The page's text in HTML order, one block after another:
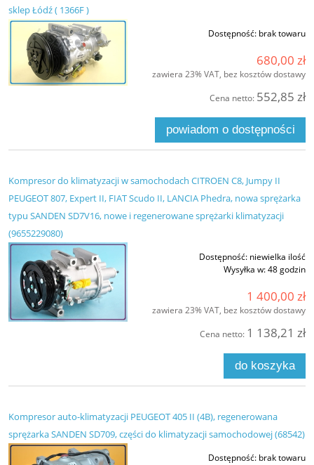
sklep Łódź ( 1366F )
Dostępność: brak towaru
680,00 zł
zawiera 23% VAT, bez kosztów dostawy
Cena netto: 552,85 zł
powiadom o dostępności
Kompresor do klimatyzacji w samochodach CITROEN C8, Jumpy II
PEUGEOT 807, Expert II, FIAT Scudo II, LANCIA Phedra, nowa sprężarka
typu SANDEN SD7V16, nowe i regenerowane sprężarki klimatyzacji
(9655229080)
Dostępność: niewielka ilość
Wysyłka w:48 godzin
1 400,00 zł
zawiera 23% VAT, bez kosztów dostawy
Cena netto: 1 138,21 zł
do koszyka
Kompresor auto-klimatyzacji PEUGEOT 405 II (4B), regenerowana
sprężarka SANDEN SD709, części do klimatyzacji samochodowej (68542)
Dostępność: brak towaru